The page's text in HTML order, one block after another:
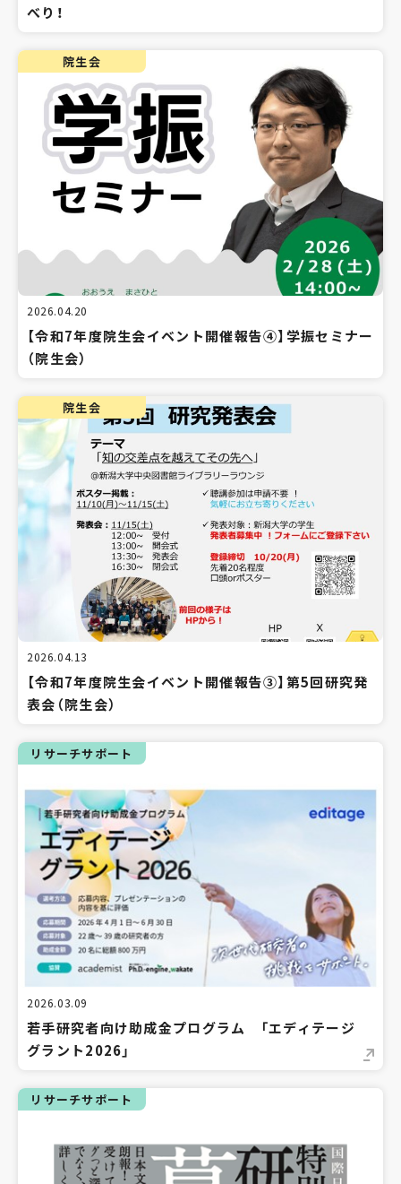
べり！
院生会
2026.04.20
【令和7年度院生会イベント開催報告④】学振セミナー
（院生会）
院生会
2026.04.13
【令和7年度院生会イベント開催報告③】第5回研究発
表会（院生会）
リサーチサポート
2026.03.09
若手研究者向け助成金プログラム 「エディテージ
グラント2026」
リサーチサポート